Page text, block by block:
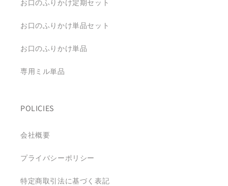
お口のふりかけ定期セット
お口のふりかけ単品セット
お口のふりかけ単品
専用ミル単品
POLICIES
会社概要
プライバシーポリシー
特定商取引法に基づく表記